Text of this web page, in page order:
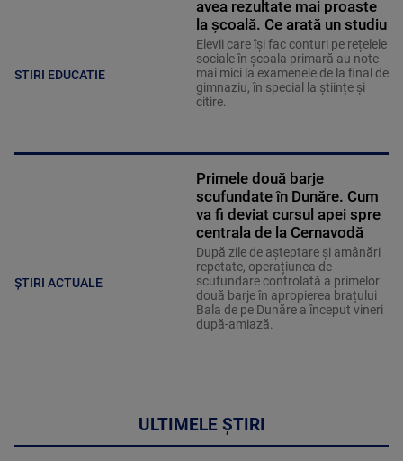
STIRI EDUCATIE
avea rezultate mai proaste
la școală. Ce arată un studiu
Elevii care îşi fac conturi pe rețelele
sociale în școala primară au note
mai mici la examenele de la final de
gimnaziu, în special la științe și
citire.
ȘTIRI ACTUALE
Primele două barje
scufundate în Dunăre. Cum
va fi deviat cursul apei spre
centrala de la Cernavodă
După zile de așteptare și amânări
repetate, operațiunea de
scufundare controlată a primelor
două barje în apropierea brațului
Bala de pe Dunăre a început vineri
după-amiază.
ULTIMELE ȘTIRI